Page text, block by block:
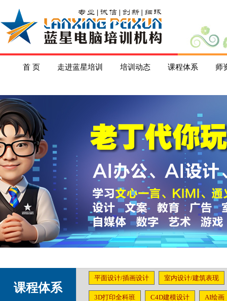
首 页 走进蓝星培训 培训动态 课程体系 师
课程体系
平面设计/插画设计 室内设计/建筑表现
3D打印全科班 C4D建模设计 AI绘画